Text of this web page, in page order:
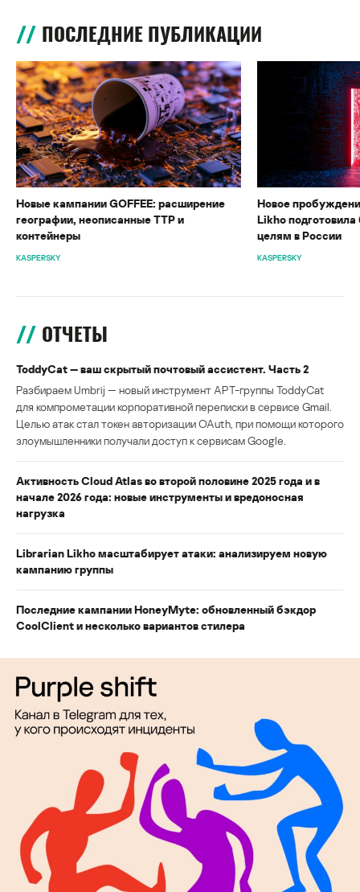
ПОСЛЕДНИЕ ПУБЛИКАЦИИ
Новые кампании GOFFEE: расширение
географии, неописанные TTP и
контейнеры
KASPERSKY
Новое
Likho
целям в России
KASPERSKY
ОТЧЕТЫ
ToddyCat — ваш скрытый почтовый ассистент. Часть 2
Разбираем Umbrij — новый инструмент APT-группы ToddyCat
для компрометации корпоративной переписки в сервисе Gmail.
Целью атак стал токен авторизации OAuth, при помощи которого
злоумышленники получали доступ к сервисам Google.
Активность Cloud Atlas во второй половине 2025 года и в
начале 2026 года: новые инструменты и вредоносная
нагрузка
Librarian Likho масштабирует атаки: анализируем новую
кампанию группы
Последние кампании HoneyMyte: обновленный бэкдор
CoolClient и несколько вариантов стилера